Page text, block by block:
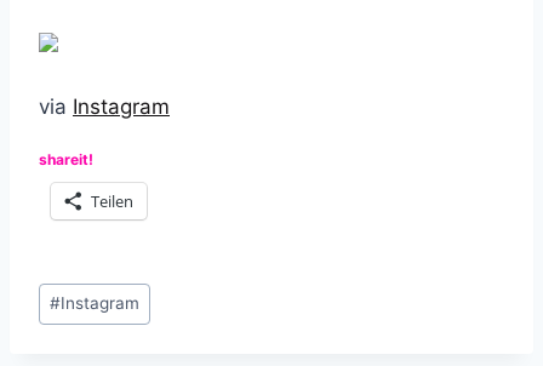
via Instagram
shareit!
Teilen
Schlagworte:
#Instagram